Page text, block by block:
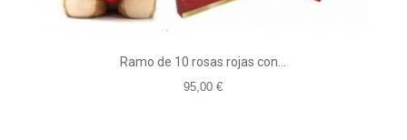
Ramo de 10 rosas rojas con...
95,00 €